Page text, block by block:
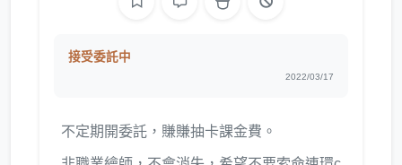
接受委託中
2022/03/17
不定期開委託，賺賺抽卡課金費。